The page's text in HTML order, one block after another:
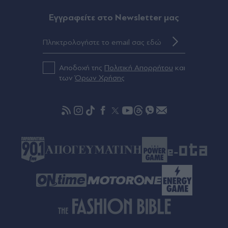
Σία Κοσιώνη: Η πρεμιέρα της στον ΑΝΤ1 στο
σχεδιασμός για τις εκπομπές της
ΗΠΑ: Το Πεντάγωνο "δείχνει" τον Φρανκ Κένταλ
για τη διαρροή των προβλημάτων ασφαλείας
Eγγραφείτε στο Newsletter μας
Αποδοχή της Πολιτική Απορρήτου και
τωνΌρων Χρήσης